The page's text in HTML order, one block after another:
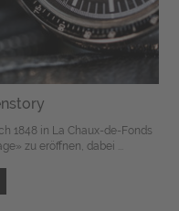
1848 in La Chaux-de-Fonds
zu eröffnen, dabei ...